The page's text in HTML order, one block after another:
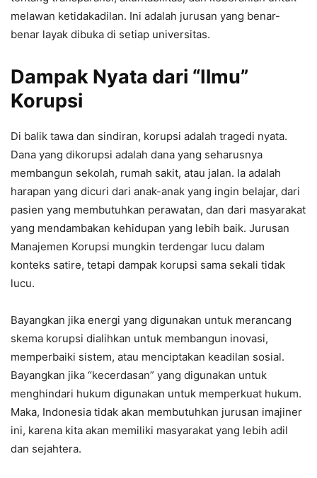
melawan ketidakadilan. Ini adalah jurusan yang benar-
benar layak dibuka di setiap universitas.
Dampak Nyata dari “Ilmu”
Korupsi
Di balik tawa dan sindiran, korupsi adalah tragedi nyata.
Dana yang dikorupsi adalah dana yang seharusnya
membangun sekolah, rumah sakit, atau jalan. Ia adalah
harapan yang dicuri dari anak-anak yang ingin belajar, dari
pasien yang membutuhkan perawatan, dan dari masyarakat
yang mendambakan kehidupan yang lebih baik. Jurusan
Manajemen Korupsi mungkin terdengar lucu dalam
konteks satire, tetapi dampak korupsi sama sekali tidak
lucu.
Bayangkan jika energi yang digunakan untuk merancang
skema korupsi dialihkan untuk membangun inovasi,
memperbaiki sistem, atau menciptakan keadilan sosial.
Bayangkan jika “kecerdasan” yang digunakan untuk
menghindari hukum digunakan untuk memperkuat hukum.
Maka, Indonesia tidak akan membutuhkan jurusan imajiner
ini, karena kita akan memiliki masyarakat yang lebih adil
dan sejahtera.